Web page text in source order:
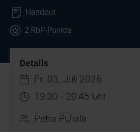
Handout
2 RbP-Punkte
Details
Fr. 03. Juli 2026
19:30 - 20:45 Uhr
Petra Puhala